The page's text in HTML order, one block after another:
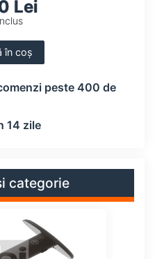
Lei
în coș
peste 400 de
14 zile
categorie